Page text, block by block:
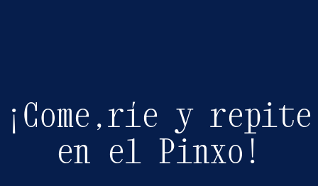
¡Come,ríe y repite
en el Pinxo!